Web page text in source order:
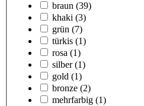
braun (39)
khaki (3)
grün (7)
türkis (1)
rosa (1)
silber (1)
gold (1)
bronze (2)
mehrfarbig (1)